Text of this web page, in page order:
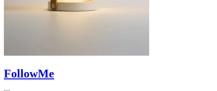
FollowMe